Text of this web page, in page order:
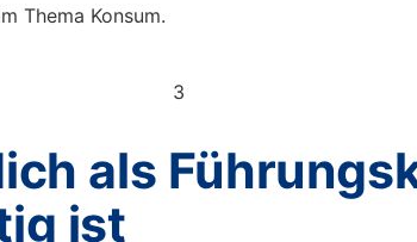
Thema Konsum.
als
ist